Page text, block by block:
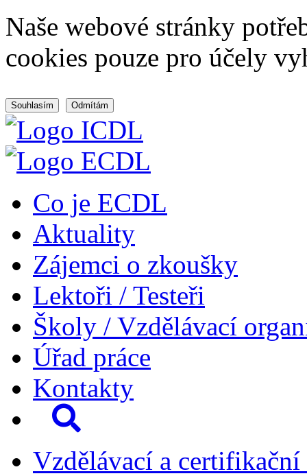
Naše webové stránky
cookies pouze pro účely
Souhlasím Odmítám
Co je ECDL
Aktuality
Zájemci o zkoušky
Lektoři / Testeři
Školy / Vzdělávací
Úřad práce
Kontakty
Vzdělávací a certifikační